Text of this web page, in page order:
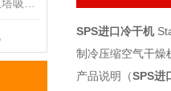
SPS进口冷干机
制冷压缩空气干燥
产品说明（SPS进